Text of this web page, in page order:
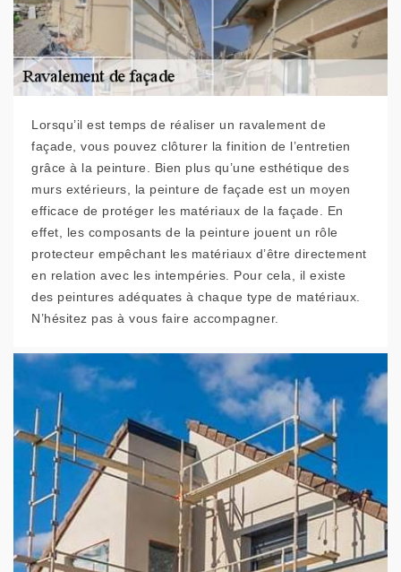
Lorsqu’il est temps de réaliser un ravalement de
façade, vous pouvez clôturer la finition de l’entretien
grâce à la peinture. Bien plus qu’une esthétique des
murs extérieurs, la peinture de façade est un moyen
efficace de protéger les matériaux de la façade. En
effet, les composants de la peinture jouent un rôle
protecteur empêchant les matériaux d’être directement
en relation avec les intempéries. Pour cela, il existe
des peintures adéquates à chaque type de matériaux.
N’hésitez pas à vous faire accompagner.